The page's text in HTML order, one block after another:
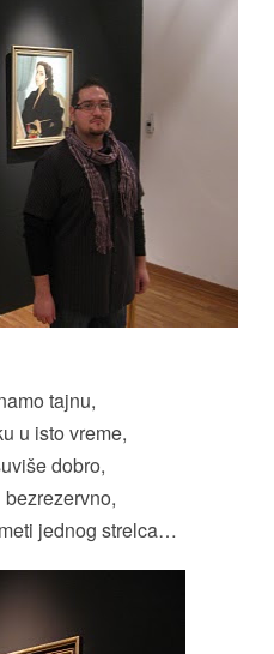
tajnu,
u isto vreme,
dobro,
jednog strelca…